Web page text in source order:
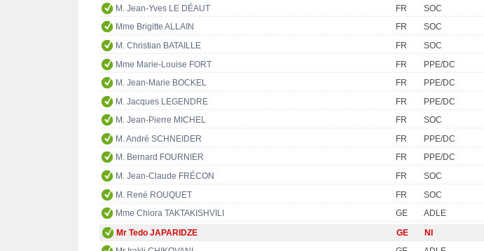
M. Jean-Yves LE DÉAUT
FR
SOC
Mme Brigitte ALLAIN
FR
SOC
M. Christian BATAILLE
FR
SOC
Mme Marie-Louise FORT
FR
PPE/DC
M. Jean-Marie BOCKEL
FR
PPE/DC
M. Jacques LEGENDRE
FR
PPE/DC
M. Jean-Pierre MICHEL
FR
SOC
M. André SCHNEIDER
FR
PPE/DC
M. Bernard FOURNIER
FR
PPE/DC
M. Jean-Claude FRÉCON
FR
SOC
M. René ROUQUET
FR
SOC
Mme Chiora TAKTAKISHVILI
GE
ADLE
Mr Tedo JAPARIDZE
GE
NI